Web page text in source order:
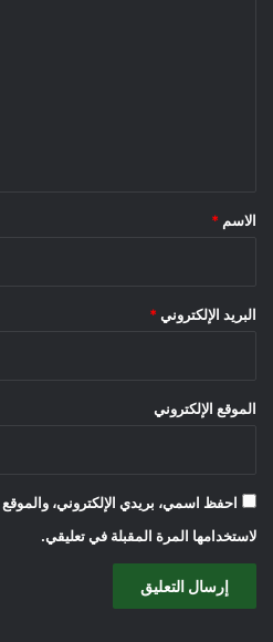
*
الاسم *
البريد الإلكتروني *
الموقع الإلكتروني
احفظ اسمي، بريدي الإلكتروني،
لاستخدامها المرة المقبلة في تعليقي.